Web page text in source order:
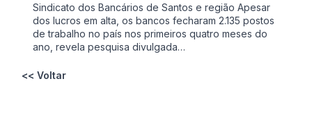
Sindicato dos Bancários de Santos e região Apesar
dos lucros em alta, os bancos fecharam 2.135 postos
de trabalho no país nos primeiros quatro meses do
ano, revela pesquisa divulgada…
<< Voltar